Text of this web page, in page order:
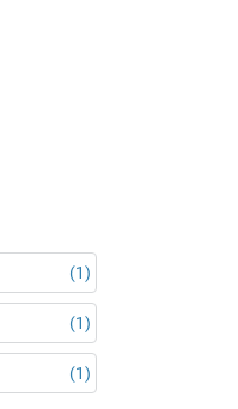
(1)
(1)
(1)